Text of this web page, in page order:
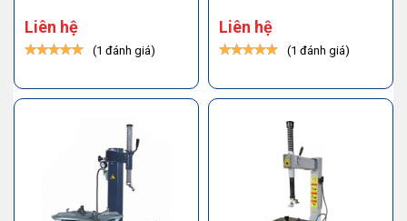
Liên hệ
(1 đánh giá)
Liên hệ
(1 đánh giá)